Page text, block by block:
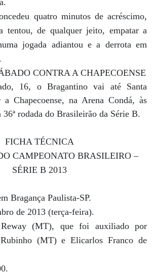
quatro minutos de acréscimo,
tentou, de qualquer jeito, empatar a
jogada adiantou e a derrota em
CONTRA A CHAPECOENSE
16, o Bragantino vai até Santa
a Chapecoense, na Arena Condá, às
rodada do Brasileirão da Série B.
FICHA TÉCNICA
CAMPEONATO BRASILEIRO –
SÉRIE B 2013
Bragança Paulista-SP.
de 2013 (terça-feira).
(MT), que foi auxiliado por
(MT) e Elicarlos Franco de